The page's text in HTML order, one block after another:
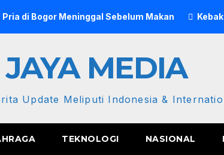
di Bogor Meninggal Sebelum Makan
JAYA MEDIA
Update Meliputi Indonesia &
TEKNOLOGI NASIONAL